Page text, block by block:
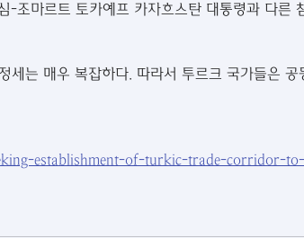
-조마르트 토카예프 카자흐스탄 대통령과 다른
는 매우 복잡하다. 따라서 투르크 국가들은 공
establishment-of-turkic-trade-corridor-